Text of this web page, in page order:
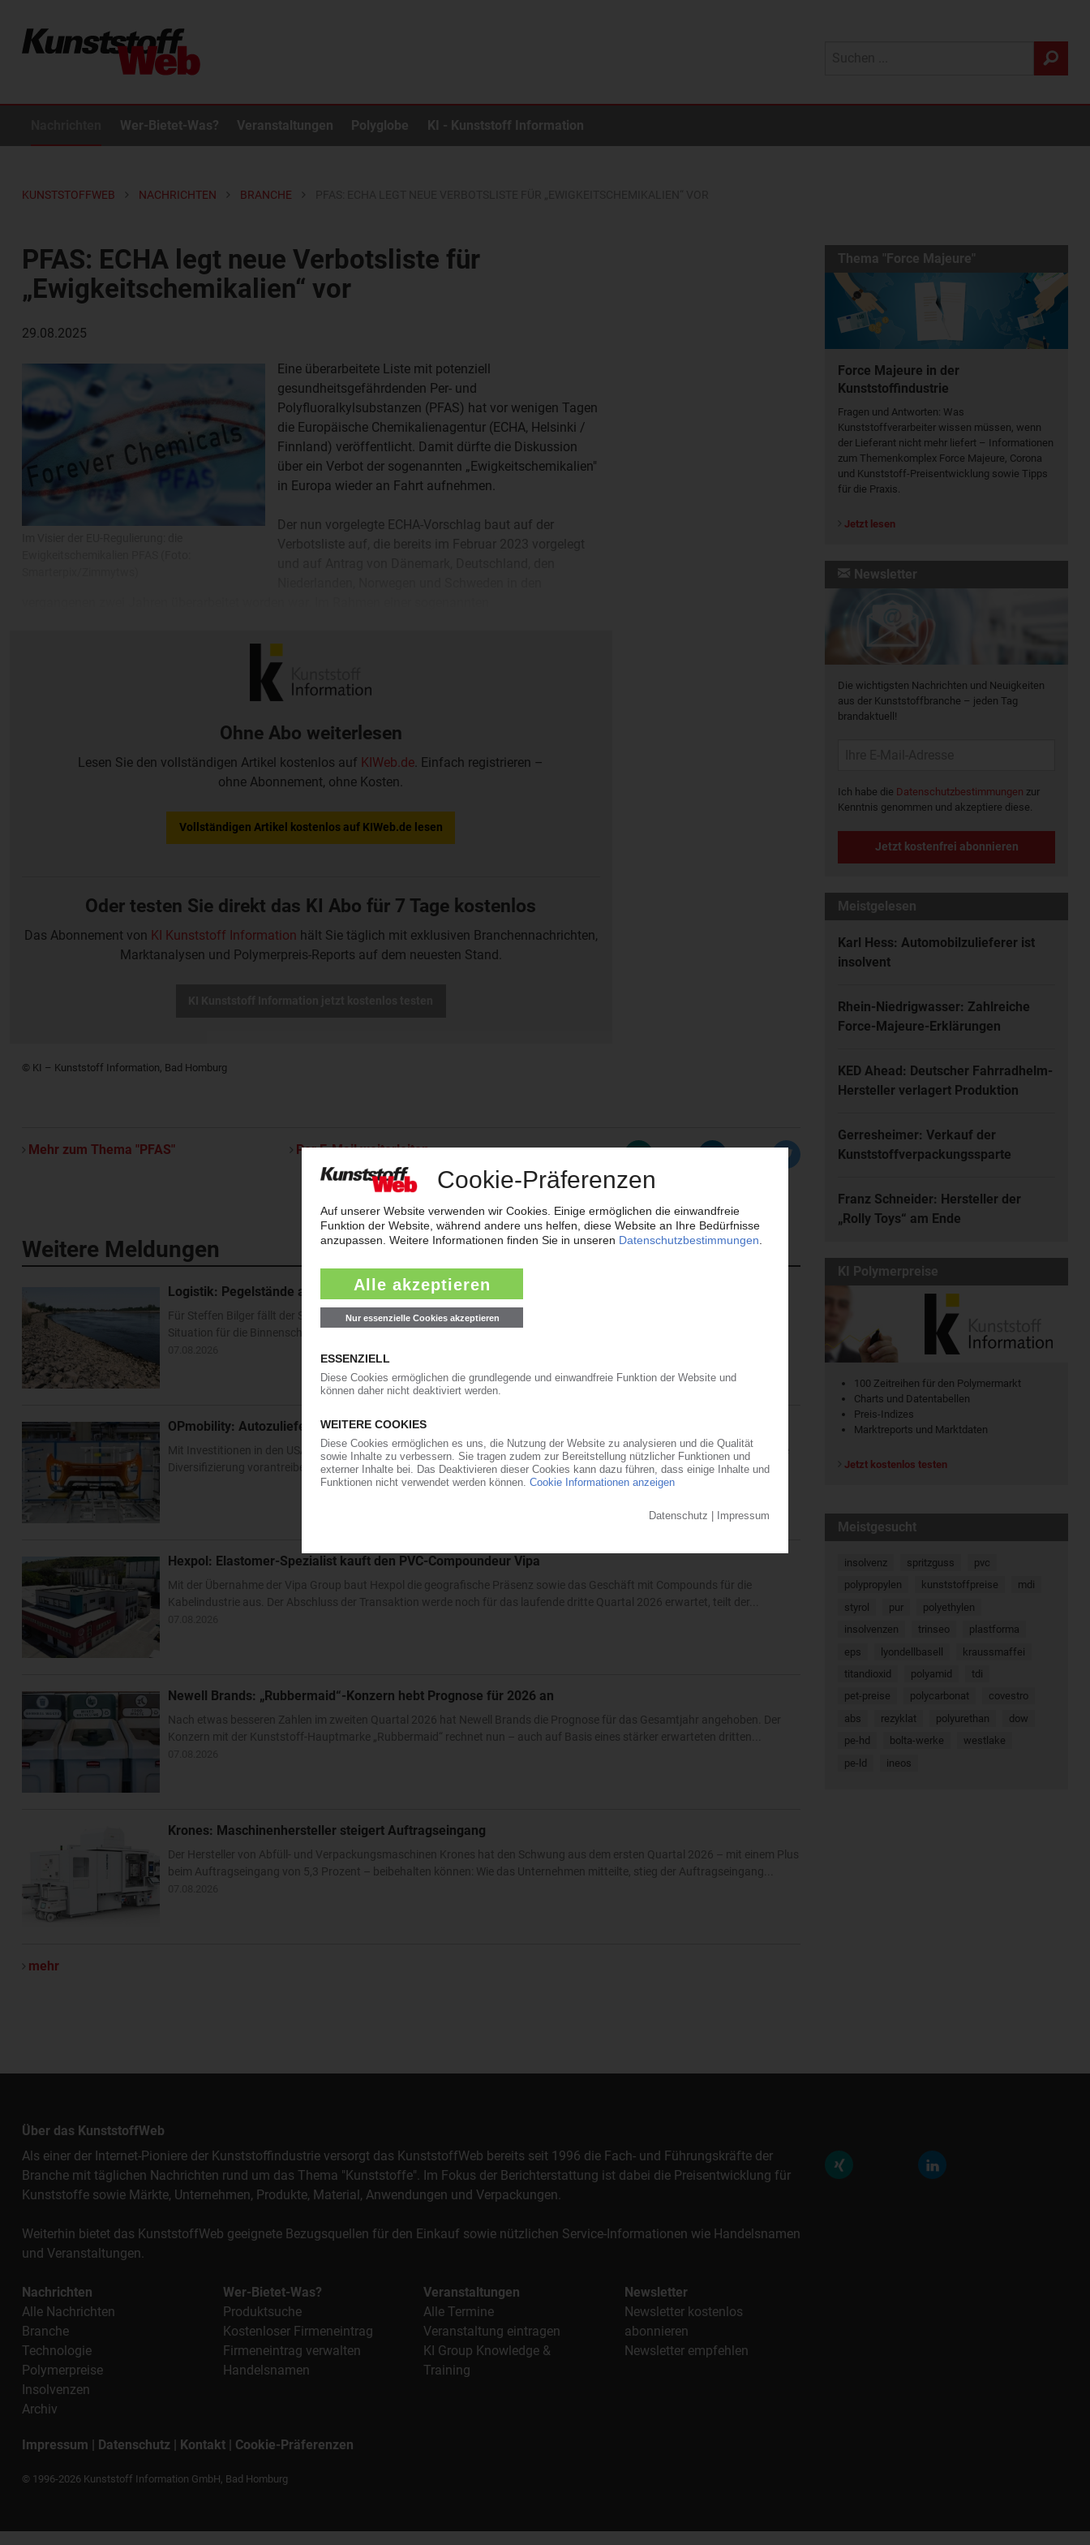
Wer-Bietet-Was? Veranstaltungen Polyglobe KI - Kunststoff Information
KUNSTSTOFFWEB NACHRICHTEN BRANCHE
PFAS: ECHA legt neue Verbotsliste für
„Ewigkeitschemikalien“ vor
29.08.2025
Eine überarbeitete Liste mit potenziell
gesundheitsgefährdenden Per- und
Polyfluoralkylsubstanzen (PFAS) hat vor wenigen Tagen
die Europäische Chemikalienagentur (ECHA, Helsinki /
Finnland) veröffentlicht. Damit dürfte die Diskussion
über ein Verbot der sogenannten „Ewigkeitschemikalien"
in Europa wieder an Fahrt aufnehmen.
Der nun vorgelegte ECHA-Vorschlag baut auf der
Verbotsliste auf, die bereits im Februar 2023 vorgelegt
aber auch von Unternehmen und Lobbygruppen eingereicht worden.
Ohne Abo weiterlesen
Lesen Sie den vollständigen Artikel kostenlos auf KIWeb.de. Einfach registrieren –
ohne Abonnement, ohne Kosten.
Vollständigen Artikel kostenlos auf KIWeb.de lesen
Oder testen Sie direkt das KI Abo für 7 Tage kostenlos
Das Abonnement von KI Kunststoff Information hält Sie täglich mit exklusiven Branchennachrichten,
Marktanalysen und Polymerpreis-Reports auf dem neuesten Stand.
© KI – Kunststoff Information, Bad Homburg
Mehr zum Thema "PFAS" Per E-Mail weiterleiten
Weitere Meldungen
Logistik: Pegelstände am Rhein erreichen neues Rekordtief
Für Steffen Bilger fällt der Sommerurlaub derzeit so flach wie das Niedrigwasser im Rhein. Angesichts der dramatischen
Situation für die Binnenschifffahrt hat der frisch gekürte Bundesverkehrsminister zur Konferenz nach Bonn geladen. Dort...
OPmobility: Autozulieferer verstärkt Präsenz in den USA und Asien
Mit Investitionen in den USA und Asien will der Automobilzulieferer OPmobility – die frühere Plastic Omnium – seine regionale
Diversifizierung vorantreiben. Im US-Bundesstaat Ohio errichtet der familiengeführte Automobilzulieferer ein... 07.08.2026
Hexpol: Elastomer-Spezialist kauft den PVC-Compoundeur Vipa
Mit der Übernahme der Vipa Group baut Hexpol die geografische Präsenz sowie das Geschäft mit Compounds für die
Kabelindustrie aus. Der Abschluss der Transaktion werde noch für das laufende dritte Quartal 2026 erwartet, teilt der...
Newell Brands: „Rubbermaid“-Konzern hebt Prognose für 2026 an
Nach etwas besseren Zahlen im zweiten Quartal 2026 hat Newell Brands die Prognose für das Gesamtjahr angehoben. Der
Konzern mit der Kunststoff-Hauptmarke „Rubbermaid“ rechnet nun – auch auf Basis eines stärker erwarteten dritten...
Krones: Maschinenhersteller steigert Auftragseingang
Der Hersteller von Abfüll- und Verpackungsmaschinen Krones hat den Schwung aus dem ersten Quartal 2026 – mit einem Plus
beim Auftragseingang von 5,3 Prozent – beibehalten können: Wie das Unternehmen mitteilte, stieg der Auftragseingang...
mehr
Thema "Force Majeure"
Force Majeure in der
Kunststoffindustrie
Fragen und Antworten: Was
Kunst­stoff­verarbeiter wissen müssen, wenn
der Lieferant nicht mehr liefert – Informationen
zum Themenkomplex Force Majeure, Corona
und Kunststoff-Preisentwicklung sowie Tipps
für die Praxis.
Jetzt lesen
Newsletter
Die wichtigsten Nachrichten und Neuigkeiten
aus der Kunststoffbranche – jeden Tag
brandaktuell!
Ich habe die Datenschutzbestimmungen zur
Kenntnis genommen und akzeptiere diese.
Jetzt kostenfrei abonnieren
Meistgelesen
Karl Hess: Automobilzulieferer ist
insolvent
Rhein-Niedrigwasser: Zahlreiche
Force-Majeure-Erklärungen
KED Ahead: Deutscher Fahrradhelm-
Hersteller verlagert Produktion
Gerresheimer: Verkauf der
Kunststoffverpackungssparte
Franz Schneider: Hersteller der
„Rolly Toys“ am Ende
KI Polymerpreise
100 Zeitreihen für den Polymermarkt
Charts und Datentabellen
Preis-Indizes
Marktreports und Marktdaten
Jetzt kostenlos testen
Meistgesucht
insolvenz spritzguss
pvc
polypropylen
kunststoffpreise
mdi
styrol
pur
polyethylen
insolvenzen
trinseo
plastforma
eps
lyondellbasell
kraussmaffei
titandioxid
polyamid
tdi
pet-preise
polycarbonat
covestro
abs
rezyklat polyurethan
dow
pe-hd
bolta-werke
westlake
pe-ld
ineos
Über das KunststoffWeb
Als einer der Internet-Pioniere der Kunststoffindustrie versorgt das KunststoffWeb bereits seit 1996 die Fach- und Führungskräfte der
Branche mit täglichen Nachrichten rund um das Thema "Kunststoffe". Im Fokus der Berichterstattung ist dabei die Preisentwicklung für
Kunststoffe sowie Märkte, Unternehmen, Produkte, Material, Anwendungen und Verpackungen.
Weiterhin bietet das KunststoffWeb geeignete Bezugsquellen für den Einkauf sowie nützlichen Service-Informationen wie Handelsnamen
und Veranstaltungen.
Nachrichten
Alle Nachrichten
Branche
Technologie
Polymerpreise
Insolvenzen
Archiv
Wer-Bietet-Was?
Produktsuche
Kostenloser Firmeneintrag
Firmeneintrag verwalten
Handelsnamen
Veranstaltungen
Alle Termine
Veranstaltung eintragen
KI Group Knowledge &
Training
Newsletter
Newsletter kostenlos
abonnieren
Newsletter empfehlen
Impressum | Datenschutz | Kontakt | Cookie-Präferenzen
© 1996-2026 Kunststoff Information GmbH, Bad Homburg